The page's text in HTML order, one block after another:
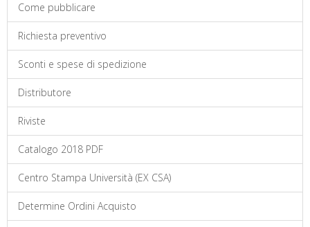
Come pubblicare
Richiesta preventivo
Sconti e spese di spedizione
Distributore
Riviste
Catalogo 2018 PDF
Centro Stampa Università (EX CSA)
Determine Ordini Acquisto